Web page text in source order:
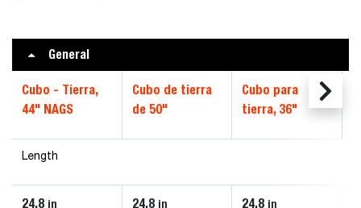
General
Cubo - Tierra,
44" NAGS
Cubo de tierra
de 50"
Cubo para
tierra, 36"
Length
24.8 in 24.8 in 24.8 in